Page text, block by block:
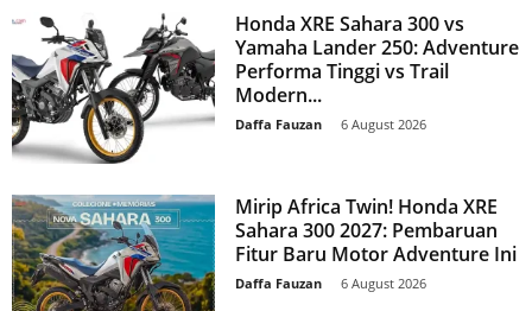
Honda XRE Sahara 300 vs
Yamaha Lander 250: Adventure
Performa Tinggi vs Trail
Modern...
Daffa Fauzan 6 August 2026
Mirip Africa Twin! Honda XRE
Sahara 300 2027: Pembaruan
Fitur Baru Motor Adventure Ini
Daffa Fauzan 6 August 2026